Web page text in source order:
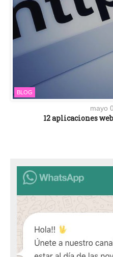
BLOG
mayo
12 aplicaciones